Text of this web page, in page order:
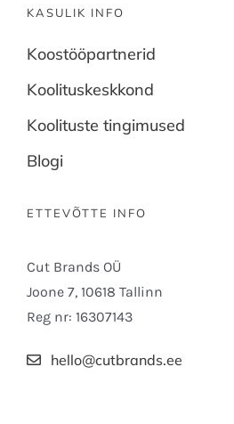
KASULIK INFO
Koostööpartnerid
Koolituskeskkond
Koolituste tingimused
Blogi
ETTEVÕTTE INFO
Cut Brands OÜ
Joone 7, 10618 Tallinn
Reg nr: 16307143
hello@cutbrands.ee